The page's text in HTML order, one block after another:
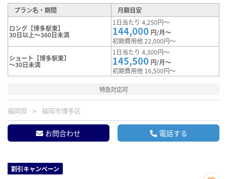
プラン名・期間 月額目安
ロング【博多駅東】
30日以上～360日未満
1日当たり 4,250円～
144,000 円/月～
初期費用他 22,000円～
ショート【博多駅東】
～30日未満
1日当たり 4,300円～
145,500 円/月～
初期費用他 16,500円～
特急対応可
福岡県 福岡市博多区
お問合わせ 電話する
割引キャンペーン